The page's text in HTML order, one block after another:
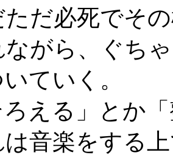
だ必死でそ
ながら、ぐち
ていく。
える」とか
音楽をする